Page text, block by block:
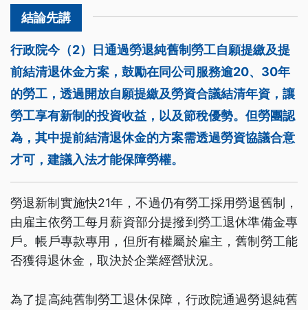
行政院今（2）日通過勞退純舊制勞工自願提繳及提
前結清退休金方案，鼓勵在同公司服務逾20、30年
的勞工，透過開放自願提繳及勞資合議結清年資，讓
勞工享有新制的投資收益，以及節稅優勢。但勞團認
為，其中提前結清退休金的方案需透過勞資協議合意
才可，建議入法才能保障勞權。
勞退新制實施快21年，不過仍有勞工採用勞退舊制，
由雇主依勞工每月薪資部分提撥到勞工退休準備金專
戶。帳戶專款專用，但所有權屬於雇主，舊制勞工能
否獲得退休金，取決於企業經營狀況。
為了提高純舊制勞工退休保障，行政院通過勞退純舊